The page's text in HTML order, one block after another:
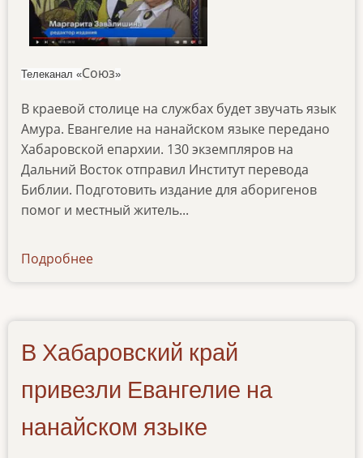
Телеканал «Союз»
В краевой столице на службах будет звучать язык
Амура. Евангелие на нанайском языке передано
Хабаровской епархии. 130 экземпляров на
Дальний Восток отправил Институт перевода
Библии. Подготовить издание для аборигенов
помог и местный житель...
Подробнее
14022022
В Хабаровский край
привезли Евангелие на
нанайском языке